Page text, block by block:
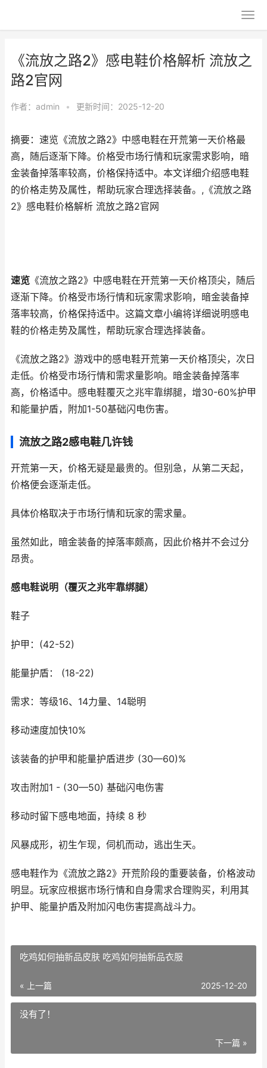
《流放之路2》感电鞋价格解析 流放之
路2官网
作者： admin • 更新时间：2025-12-20
摘要：速览《流放之路2》中感电鞋在开荒第一天价格最
高，随后逐渐下降。价格受市场行情和玩家需求影响，暗
金装备掉落率较高，价格保持适中。本文详细介绍感电鞋
的价格走势及属性，帮助玩家合理选择装备。,《流放之路
2》感电鞋价格解析 流放之路2官网
速览 《流放之路2》中感电鞋在开荒第一天价格顶尖，随后
逐渐下降。价格受市场行情和玩家需求影响，暗金装备掉
落率较高，价格保持适中。这篇文章小编将详细说明感电
鞋的价格走势及属性，帮助玩家合理选择装备。
《流放之路2》游戏中的感电鞋开荒第一天价格顶尖，次日
走低。价格受市场行情和需求量影响。暗金装备掉落率
高，价格适中。感电鞋覆灭之兆牢靠绑腿，增30-60%护甲
和能量护盾，附加1-50基础闪电伤害。
流放之路2感电鞋几许钱
开荒第一天，价格无疑是最贵的。但别急，从第二天起，
价格便会逐渐走低。
具体价格取决于市场行情和玩家的需求量。
虽然如此，暗金装备的掉落率颇高，因此价格并不会过分
昂贵。
感电鞋说明（覆灭之兆牢靠绑腿）
鞋子
护甲：(42-52)
能量护盾： (18-22)
需求：等级16、14力量、14聪明
移动速度加快10%
该装备的护甲和能量护盾进步 (30—60)%
攻击附加1 - (30—50) 基础闪电伤害
移动时留下感电地面，持续 8 秒
风暴成形，初生乍现，伺机而动，逃出生天。
感电鞋作为《流放之路2》开荒阶段的重要装备，价格波动
明显。玩家应根据市场行情和自身需求合理购买，利用其
护甲、能量护盾及附加闪电伤害提高战斗力。
吃鸡如何抽新品皮肤 吃鸡如何抽新品衣服
« 上一篇 2025-12-20
没有了！
下一篇 »